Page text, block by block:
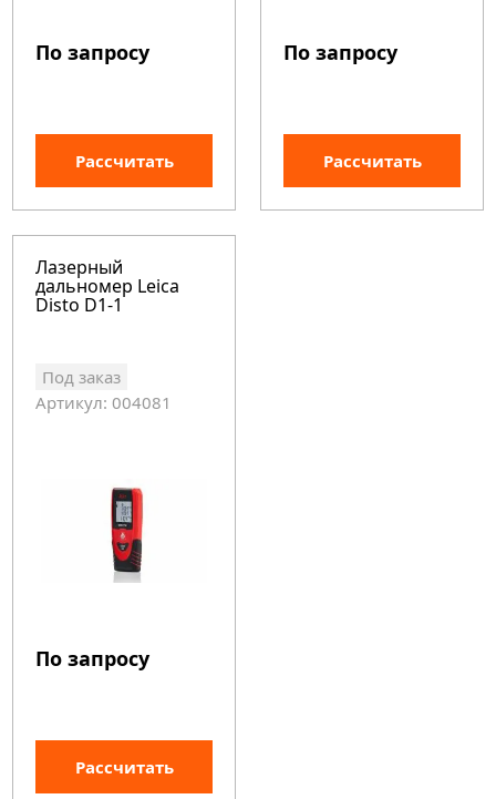
По запросу
Рассчитать
По запросу
Рассчитать
Лазерный
дальномер Leica
Disto D1-1
Под заказ
Артикул: 004081
По запросу
Рассчитать